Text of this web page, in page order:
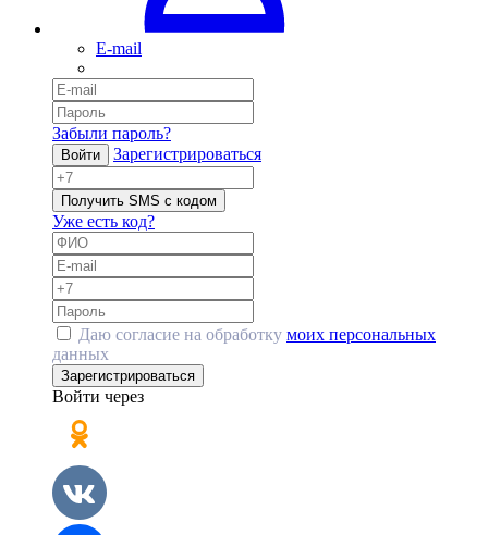
E-mail
Забыли пароль?
Войти Зарегистрироваться
Получить SMS с кодом
Уже есть код?
Даю согласие на обработку моих персональных
данных
Зарегистрироваться
Войти через